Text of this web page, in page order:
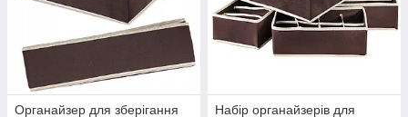
Органайзер для зберігання Набір органайзерів для